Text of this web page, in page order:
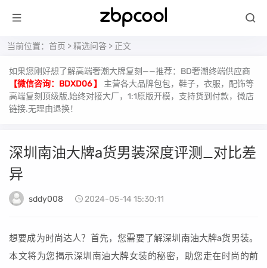
当前位置： 首页 >精选问答 > 正文
如果您刚好想了解高端奢潮大牌复刻——推荐：BD奢潮终端供应商
【微信咨询：BDXD06 】
主营各大品牌包包，鞋子，衣服，配饰等
高端复刻顶级版,始终对接大厂，1:1原版开模，支持货到付款，微店
链接.无理由退换！
深圳南油大牌a货男装深度评测_对比差
异
sddy008 2024-05-14 15:30:11
想要成为时尚达人？首先，您需要了解深圳南油大牌a货男装。
本文将为您揭示深圳南油大牌女装的秘密，助您走在时尚的前